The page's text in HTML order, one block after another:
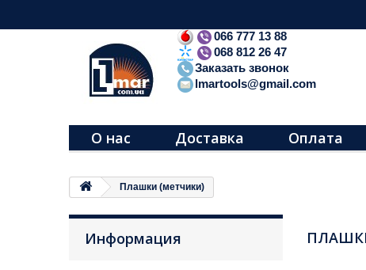
066 777 13 88
068 812 26 47
Заказать звонок
lmartools@gmail.com
О нас Доставка Оплата
Плашки (метчики)
Информация